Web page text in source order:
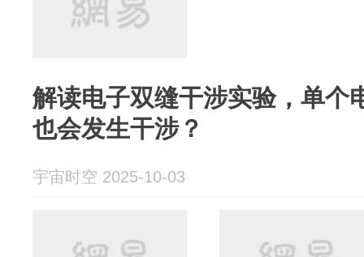
解读电子双缝干涉实验，单个
也会发生干涉？
宇宙时空 2025-10-03